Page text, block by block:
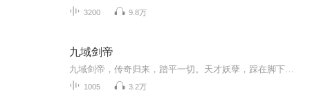
3200 9.8万
九域剑帝
1005 3.2万